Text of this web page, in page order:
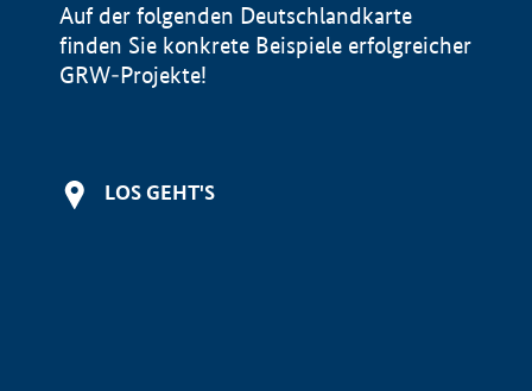
Auf der folgenden Deutschlandkarte
finden Sie konkrete Beispiele erfolgreicher
GRW-Projekte!
LOS GEHT'S